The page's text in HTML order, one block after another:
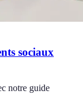
sociaux
notre guide